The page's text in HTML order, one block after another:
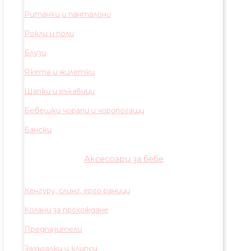
Ританки и панталони
Рокли и поли
Блузи
Якета и жилетки
Шапки и ръкавици
Бебешки чорапи и чоропогащи
Бански
Аксесоари за бебе
Кенгуру, слинг, ерго раници
Колани за прохождане
Предпазители
Залъгалки и клипси